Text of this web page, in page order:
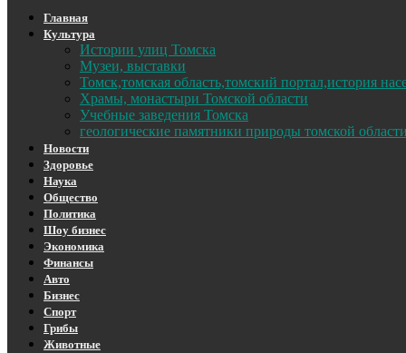
Главная
Культура
Истории улиц Томска
Музеи, выставки
Томск,томская область,томский портал,история
Храмы, монастыри Томской области
Учебные заведения Томска
геологические памятники природы томской области
Новости
Здоровье
Наука
Общество
Политика
Шоу бизнес
Экономика
Финансы
Авто
Бизнес
Спорт
Грибы
Животные